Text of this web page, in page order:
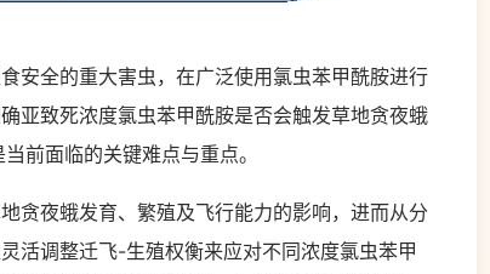
全的重大害虫，在广泛使用氯虫苯甲酰胺进行
亚致死浓度氯虫苯甲酰胺是否会触发草地贪夜蛾
前面临的关键难点与重点。
夜蛾发育、繁殖及飞行能力的影响，进而从分
活调整迁飞-生殖权衡来应对不同浓度氯虫苯甲